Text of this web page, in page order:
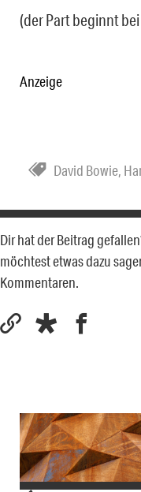
(der Part beginnt
Anzeige
David Bowie,
Dir hat der Beitrag
möchtest etwas dazu
Kommentaren.